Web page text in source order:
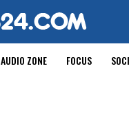
AUDIO ZONE FOCUS